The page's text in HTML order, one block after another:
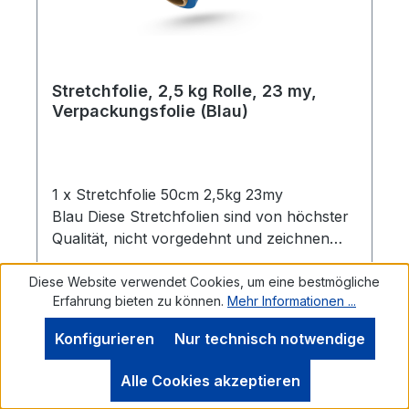
Stretchfolie, 2,5 kg Rolle, 23 my,
Verpackungsfolie (Blau)
1 x Stretchfolie 50cm 2,5kg 23my
Blau Diese Stretchfolien sind von höchster
Qualität, nicht vorgedehnt und zeichnen
sich durch eine hohe Reißdehnung
aus. Ideal geeignet zum Einwickeln von
Palettenware, Sperrgut und
Stretchfolie- Breite: 0,5 m- Folienstärke: 23
Palettenladungen- Hohe Reißdehnung: ca.
Regulärer Preis:
Preise inkl. MwSt. zzgl. Versandkosten
Werkzeugleiste anzeigen
Diese Website verwendet Cookies, um eine bestmögliche
Erfahrung bieten zu können. Mehr Informationen ...
Nur technisch notwendige
Konfigurieren
Alle Cookies akzeptieren